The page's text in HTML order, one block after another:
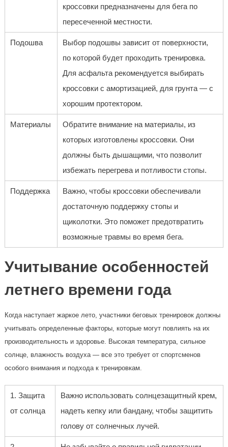
кроссовки предназначены для бега по
пересеченной местности.
Подошва
Выбор подошвы зависит от поверхности,
по которой будет проходить тренировка.
Для асфальта рекомендуется выбирать
кроссовки с амортизацией, для грунта — с
хорошим протектором.
Материалы
Обратите внимание на материалы, из
которых изготовлены кроссовки. Они
должны быть дышащими, что позволит
избежать перегрева и потливости стопы.
Поддержка
Важно, чтобы кроссовки обеспечивали
достаточную поддержку стопы и
щиколотки. Это поможет предотвратить
возможные травмы во время бега.
Учитывание особенностей
летнего времени года
Когда наступает жаркое лето, участники беговых тренировок должны
учитывать определенные факторы, которые могут повлиять на их
производительность и здоровье. Высокая температура, сильное
солнце, влажность воздуха — все это требует от спортсменов
особого внимания и подхода к тренировкам.
1. Защита
от солнца
Важно использовать солнцезащитный крем,
надеть кепку или бандану, чтобы защитить
голову от солнечных лучей.